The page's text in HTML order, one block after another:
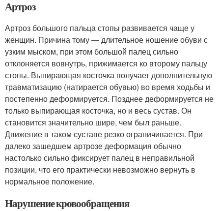
Артроз
Артроз большого пальца стопы развивается чаще у
женщин. Причина тому — длительное ношение обуви с
узким мыском, при этом большой палец сильно
отклоняется вовнутрь, прижимается ко второму пальцу
стопы. Выпирающая косточка получает дополнительную
травматизацию (натирается обувью) во время ходьбы и
постепенно деформируется. Позднее деформируется не
только выпирающая косточка, но и весь сустав. Он
становится значительно шире, чем был раньше.
Движение в таком суставе резко ограничивается. При
далеко зашедшем артрозе деформация обычно
настолько сильно фиксирует палец в неправильной
позиции, что его практически невозможно вернуть в
нормальное положение.
Нарушение кровообращения